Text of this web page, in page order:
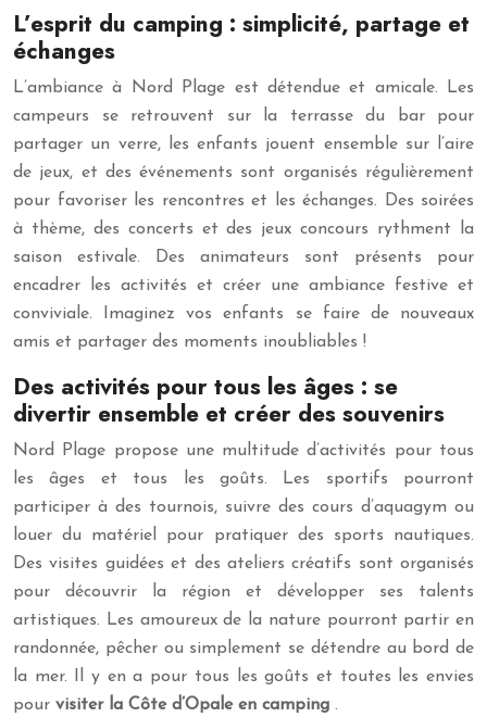
L’esprit du camping : simplicité, partage et
échanges
L’ambiance à Nord Plage est détendue et amicale. Les
campeurs se retrouvent sur la terrasse du bar pour
partager un verre, les enfants jouent ensemble sur l’aire
de jeux, et des événements sont organisés régulièrement
pour favoriser les rencontres et les échanges. Des soirées
à thème, des concerts et des jeux concours rythment la
saison estivale. Des animateurs sont présents pour
encadrer les activités et créer une ambiance festive et
conviviale. Imaginez vos enfants se faire de nouveaux
amis et partager des moments inoubliables !
Des activités pour tous les âges : se
divertir ensemble et créer des souvenirs
Nord Plage propose une multitude d’activités pour tous
les âges et tous les goûts. Les sportifs pourront
participer à des tournois, suivre des cours d’aquagym ou
louer du matériel pour pratiquer des sports nautiques.
Des visites guidées et des ateliers créatifs sont organisés
pour découvrir la région et développer ses talents
artistiques. Les amoureux de la nature pourront partir en
randonnée, pêcher ou simplement se détendre au bord de
la mer. Il y en a pour tous les goûts et toutes les envies
pour visiter la Côte d’Opale en camping .